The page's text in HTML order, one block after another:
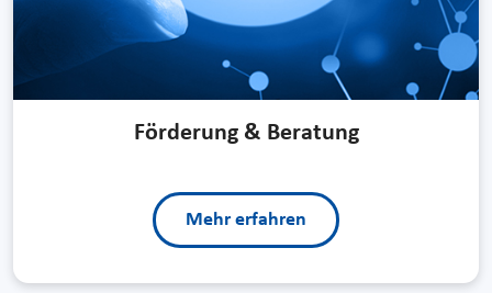
Förderung & Beratung
Mehr erfahren